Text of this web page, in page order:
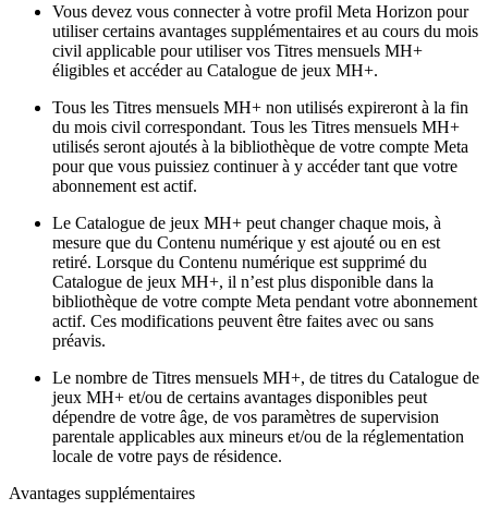
Vous devez vous connecter à votre profil Meta Horizon pour
utiliser certains avantages supplémentaires et au cours du mois
civil applicable pour utiliser vos Titres mensuels MH+
éligibles et accéder au Catalogue de jeux MH+.
Tous les Titres mensuels MH+ non utilisés expireront à la fin
du mois civil correspondant. Tous les Titres mensuels MH+
utilisés seront ajoutés à la bibliothèque de votre compte Meta
pour que vous puissiez continuer à y accéder tant que votre
abonnement est actif.
Le Catalogue de jeux MH+ peut changer chaque mois, à
mesure que du Contenu numérique y est ajouté ou en est
retiré. Lorsque du Contenu numérique est supprimé du
Catalogue de jeux MH+, il n’est plus disponible dans la
bibliothèque de votre compte Meta pendant votre abonnement
actif. Ces modifications peuvent être faites avec ou sans
préavis.
Le nombre de Titres mensuels MH+, de titres du Catalogue de
jeux MH+ et/ou de certains avantages disponibles peut
dépendre de votre âge, de vos paramètres de supervision
parentale applicables aux mineurs et/ou de la réglementation
locale de votre pays de résidence.
Avantages supplémentaires